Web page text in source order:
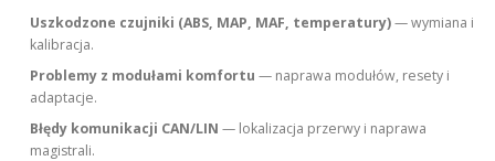
Uszkodzone czujniki (ABS, MAP, MAF, temperatury)— wymiana i
kalibracja.
Problemy z modułami komfortu — naprawa modułów, resety i
adaptacje.
Błędy komunikacji CAN/LIN — lokalizacja przerwy i naprawa
magistrali.